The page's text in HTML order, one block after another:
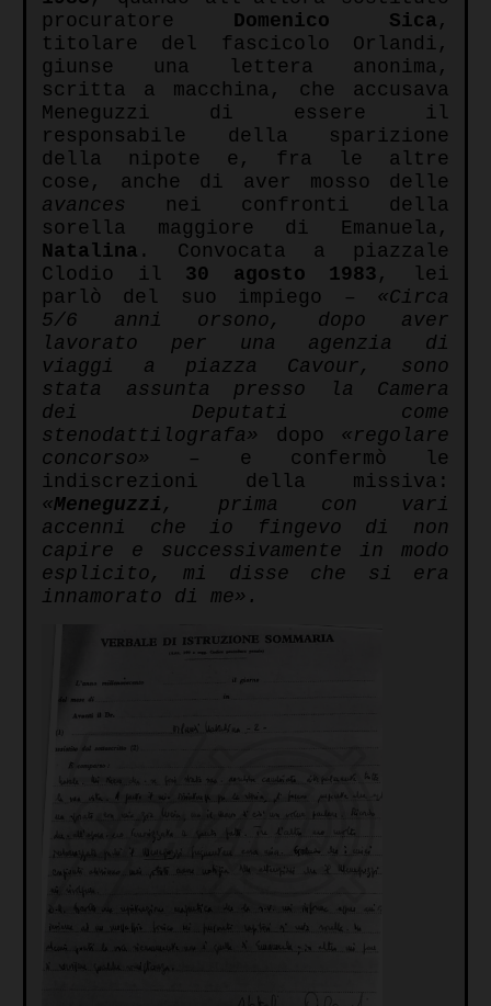
procuratore Domenico Sica ,
titolare del fascicolo Orlandi,
giunse una lettera anonima,
scritta a macchina, che accusava
Meneguzzi di essere il
responsabile della sparizione
della nipote e, fra le altre
cose, anche di aver mosso delle
avances nei confronti della
sorella maggiore di Emanuela,
Natalina . Convocata a piazzale
Clodio il 30 agosto 1983 , lei
parlò del suo impiego – «Circa
5/6 anni orsono, dopo aver
lavorato per una agenzia di
viaggi a piazza Cavour, sono
stata assunta presso la Camera
dei Deputati come
stenodattilografa» dopo «regolare
concorso» – e confermò le
indiscrezioni della missiva:
«Meneguzzi , prima con vari
accenni che io fingevo di non
capire e successivamente in modo
esplicito, mi disse che si era
innamorato di me».